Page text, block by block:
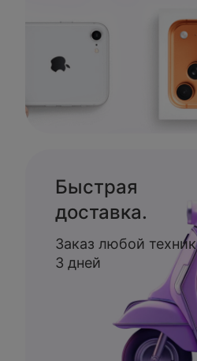
Быстрая
доставка.
Заказ любой
3 дней